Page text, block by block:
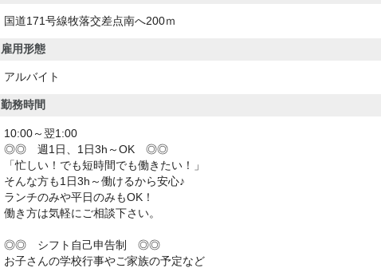
国道171号線牧落交差点南へ200ｍ
雇用形態
アルバイト
勤務時間
10:00～翌1:00
◎◎ 週1日、1日3h～OK ◎◎
「忙しい！でも短時間でも働きたい！」
そんな方も1日3h～働けるから安心♪
ランチのみや平日のみもOK！
働き方は気軽にご相談下さい。
◎◎ シフト自己申告制 ◎◎
お子さんの学校行事やご家族の予定など